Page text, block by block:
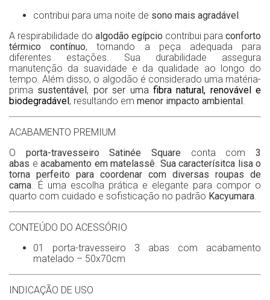
contribui para uma noite de sono mais agradável
A respirabilidade do algodão egípcio contribui para conforto
térmico contínuo, tornando a peça adequada para
diferentes estações. Sua durabilidade assegura
manutenção da suavidade e da qualidade ao longo do
tempo. Além disso, o algodão é considerado uma matéria-
prima sustentável, por ser uma fibra natural, renovável e
biodegradável, resultando em menor impacto ambiental
ACABAMENTO PREMIUM
O porta-travesseiro Satinée Square conta com3
abas e acabamento em matelassê Sua caracterísitca lisa o
torna perfeito para coordenar com diversas roupas de
cama . É uma escolha prática e elegante para compor o
quarto com cuidado e sofisticação no padrão Kacyumara
CONTEÚDO DO ACESSÓRIO
01 porta-travesseiro 3 abas com acabamento
matelado – 50x70cm
INDICAÇÃO DE USO